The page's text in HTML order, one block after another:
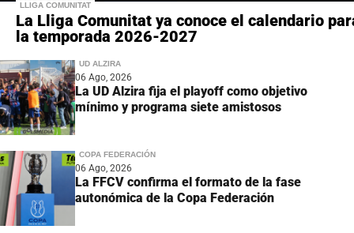
LLIGA COMUNITAT
La Lliga Comunitat ya conoce el calendario
la temporada 2026-2027
UD ALZIRA
06 Ago, 2026
La UD Alzira fija el playoff como objetivo
mínimo y programa siete amistosos
COPA FEDERACIÓN
06 Ago, 2026
La FFCV confirma el formato de la fase
autonómica de la Copa Federación